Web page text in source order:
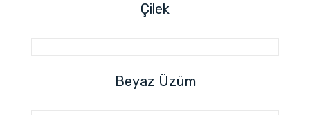
Çilek
Beyaz Üzüm